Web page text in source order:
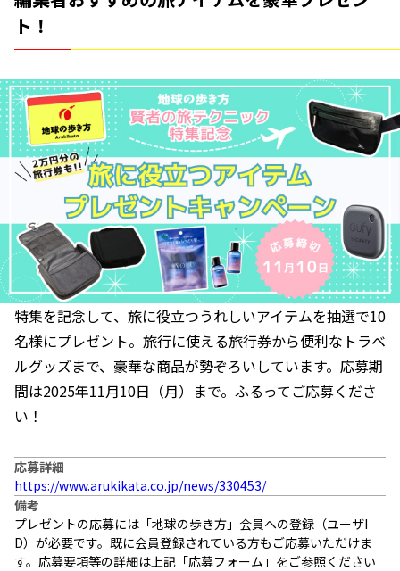
ト！
特集を記念して、旅に役立つうれしいアイテムを抽選で10
名様にプレゼント。旅行に使える旅行券から便利なトラベ
ルグッズまで、豪華な商品が勢ぞろいしています。応募期
間は2025年11月10日（月）まで。ふるってご応募くださ
い！
応募詳細
https://www.arukikata.co.jp/news/330453/
備考
プレゼントの応募には「地球の歩き方」会員への登録（ユーザI
D）が必要です。既に会員登録されている方もご応募いただけま
す。応募要項等の詳細は上記「応募フォーム」をご参照ください